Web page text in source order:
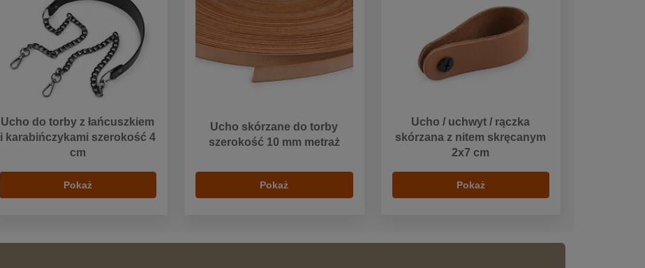
Ucho do torby z łańcuszkiem
i karabińczykami szerokość 4
cm
Pokaż
Ucho skórzane do torby
szerokość 10 mm metraż
Pokaż
Ucho / uchwyt / rączka
skórzana z nitem skręcanym
2x7 cm
Pokaż